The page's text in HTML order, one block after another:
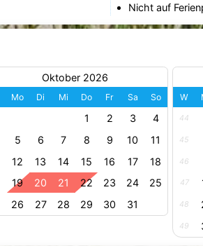
Nicht auf
Oktober 2026
Mo Di Mi Do Fr Sa So
1 2 3 4
5 6 7 8 9 10 11
12 13 14 15 16 17 18
19 20 21 22 23 24 25
26 27 28 29 30 31
W
44
45
46
47
48
49